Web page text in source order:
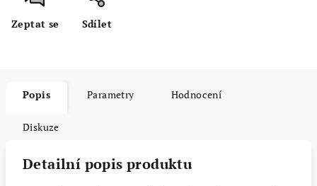
Zeptat se Sdílet
Popis Parametry Hodnocení
Diskuze
Detailní popis produktu